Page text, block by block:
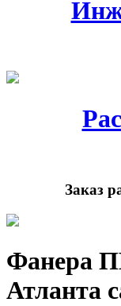
Заказ
Фанера
Атланта